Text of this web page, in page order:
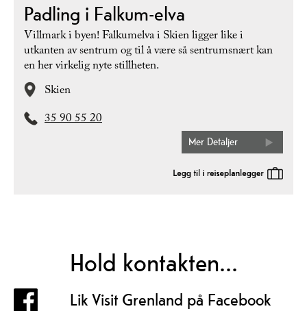
Padling i Falkum-elva
Villmark i byen! Falkumelva i Skien ligger like i
utkanten av sentrum og til å være så sentrumsnært kan
en her virkelig nyte stillheten.
Skien
35 90 55 20
Mer Detaljer
Hold kontakten...
Lik Visit Grenland på Facebook